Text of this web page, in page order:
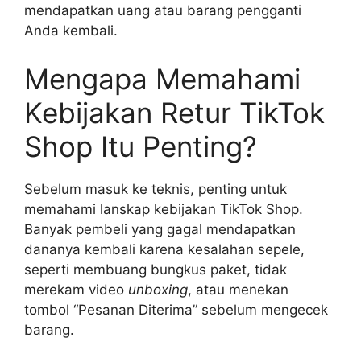
mendapatkan uang atau barang pengganti
Anda kembali.
Mengapa Memahami
Kebijakan Retur TikTok
Shop Itu Penting?
Sebelum masuk ke teknis, penting untuk
memahami lanskap kebijakan TikTok Shop.
Banyak pembeli yang gagal mendapatkan
dananya kembali karena kesalahan sepele,
seperti membuang bungkus paket, tidak
merekam video unboxing, atau menekan
tombol “Pesanan Diterima” sebelum mengecek
barang.